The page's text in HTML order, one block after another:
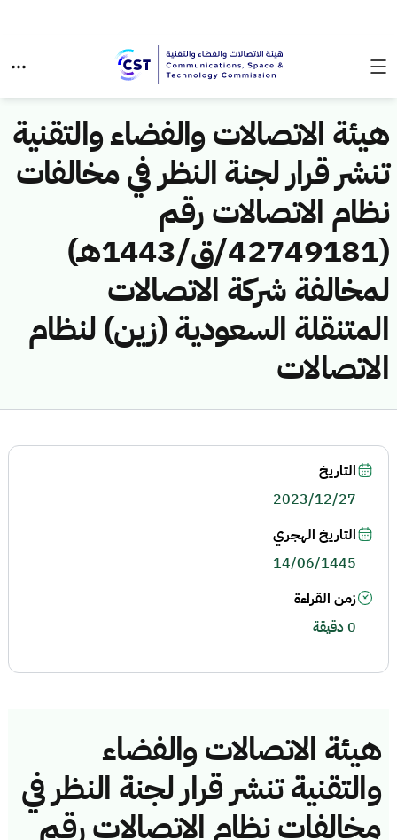
هيئة الاتصالات والفضاء والتقنية
تنشر قرار لجنة النظر في مخالفات
نظام الاتصالات رقم
(42749181/ق/1443هـ)
لمخالفة شركة الاتصالات
المتنقلة السعودية (زين) لنظام
الاتصالات
هيئة الاتصالات والفضاء
والتقنية تنشر قرار لجنة النظر في
مخالفات نظام الاتصالات رقم
التاريخ
2023/12/27
التاريخ الهجري
14/06/1445
زمن القراءة
0 دقيقة